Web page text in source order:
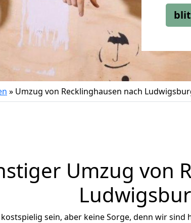
» Umzug von Recklinghausen nach
Umzug von
sein, aber keine Sorge, denn wir sind